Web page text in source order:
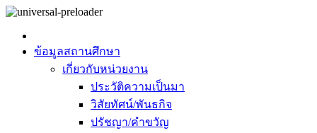
ข้อมูลสถานศึกษา
เกี่ยวกับหน่วยงาน
ประวัติความเป็นมา
วิสัยทัศน์/พันธกิจ
ปรัชญา/คำขวัญ